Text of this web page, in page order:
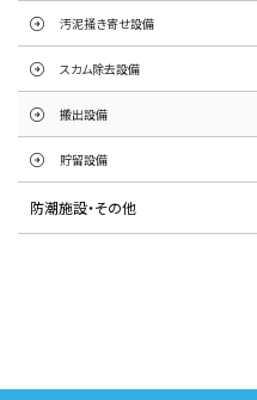
汚泥掻き寄せ設備
スカム除去設備
搬出設備
貯留設備
防潮施設・その他